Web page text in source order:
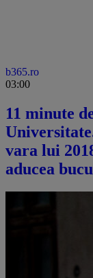
b365.ro
03:00
11 minute
vara lui
aducea